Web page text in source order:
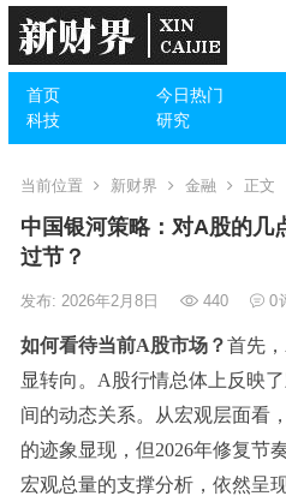
首页 今日热门
科技
研究
当前位置 新财界 金融 正文
中国银河策略：对A股的几
过节？
发布: 2026年2月8日 440 0
如何看待当前A股市场？首先
显转向。A股行情总体上反映
间的动态关系。从宏观层面看
的迹象显现，但2026年修复节
宏观总量的支撑分析，依然呈